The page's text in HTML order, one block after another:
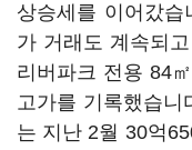
상승세를 이어갔
가 거래도 계속되
리버파크 전용 84
고가를 기록했습
는 지난 2월 30억